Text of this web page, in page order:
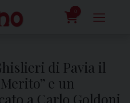
0
di Pavia il
e un
a Carlo Goldoni